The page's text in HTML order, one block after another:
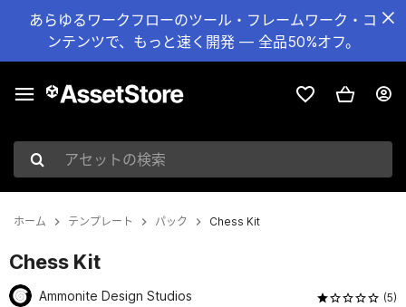
あらゆるワークフローのツール・フレームワーク・コ
ンテンツで、もっと速く開発 — 全品50%オフ。
アセットの検索
ホーム テンプレート パック Chess Kit
Chess Kit
Ammonite Design Studios (5)